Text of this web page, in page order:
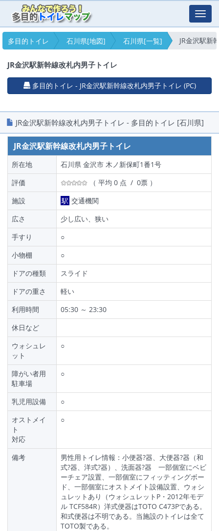
多目的トイレ
石川県[地図] 石川県[一覧] JR金沢駅新
JR金沢駅新幹線改札内男子トイレ
多目的トイレ - JR金沢駅新幹線改札内男子トイレ (PC)
JR金沢駅新幹線改札内男子トイレ - 多目的トイレ [石川県]
JR金沢駅新幹線改札内男子トイレ
所在地
石川県 金沢市 木ノ新保町1番1号
評価
（ 平均 0 点 / 0票 ）
施設
駅 交通機関
広さ
少し広い、狭い
手すり
○
小物棚
○
ドアの種類
スライド
ドアの重さ
軽い
利用時間
05:30 ～ 23:30
休日など
ウォシュレ
ット
○
障がい者用
駐車場
○
乳児用設備
○
オストメイ
ト
対応
○
備考
男性用トイレ情報：小便器?器、大便器?器（和
式?器、洋式?器）、洗面器?器 一部個室にベビ
ーチェア設置、一部個室にフィッティングボー
ド、一部個室にオストメイト設備設置、ウォシ
ュレットあり（ウォシュレットP・2012年モデ
ル TCF584R）洋式便器はTOTO C473Pである。
和式便器は不明である。当施設のトイレは全て
TOTO製である。